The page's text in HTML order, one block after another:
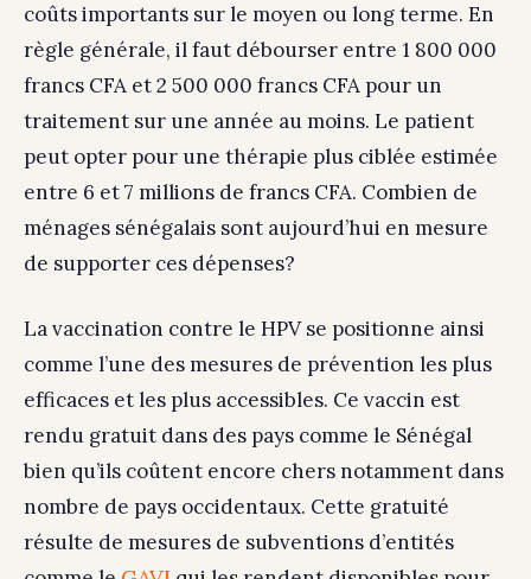
coûts importants sur le moyen ou long terme. En
règle générale, il faut débourser entre 1 800 000
francs CFA et 2 500 000 francs CFA pour un
traitement sur une année au moins. Le patient
peut opter pour une thérapie plus ciblée estimée
entre 6 et 7 millions de francs CFA. Combien de
ménages sénégalais sont aujourd’hui en mesure
de supporter ces dépenses?
La vaccination contre le HPV se positionne ainsi
comme l’une des mesures de prévention les plus
efficaces et les plus accessibles. Ce vaccin est
rendu gratuit dans des pays comme le Sénégal
bien qu’ils coûtent encore chers notamment dans
nombre de pays occidentaux. Cette gratuité
résulte de mesures de subventions d’entités